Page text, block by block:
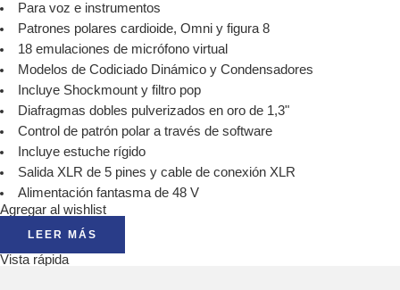
Para voz e instrumentos
Patrones polares cardioide, Omni y figura 8
18 emulaciones de micrófono virtual
Modelos de Codiciado Dinámico y Condensadores
Incluye Shockmount y filtro pop
Diafragmas dobles pulverizados en oro de 1,3"
Control de patrón polar a través de software
Incluye estuche rígido
Salida XLR de 5 pines y cable de conexión XLR
Alimentación fantasma de 48 V
Agregar al wishlist
LEER MÁS
Vista rápida